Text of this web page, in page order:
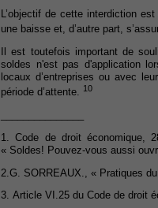
L’objectif de cette interdiction
une baisse et, d’autre part,
Il est toutefois important de
soldes n'est pas d'application
locaux d’entreprises ou avec
période d’attente. 10
1. Code de droit économique,
« Soldes! Pouvez-vous aussi
2.G. SORREAUX., « Pratiques
3. Article VI.25 du Code de droit